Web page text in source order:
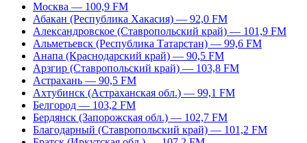
Москва — 100,9 FM
Абакан (Республика Хакасия) — 92,0 FM
Александровское (Ставропольский край) — 101,9 FM
Альметьевск (Республика Татарстан) — 99,6 FM
Анапа (Краснодарский край) — 90,5 FM
Арзгир (Ставропольский край) — 103,8 FM
Астрахань — 90,5 FM
Ахтубинск (Астраханская обл.) — 99,1 FM
Белгород — 103,2 FM
Бердянск (Запорожская обл.) — 102,7 FM
Благодарный (Ставропольский край) — 101,2 FM